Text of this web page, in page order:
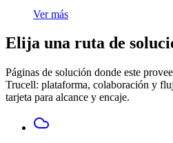
Ver más
Elija una ruta de
Páginas de solución donde este
Trucell: plataforma, colaboración y
tarjeta para alcance y encaje.